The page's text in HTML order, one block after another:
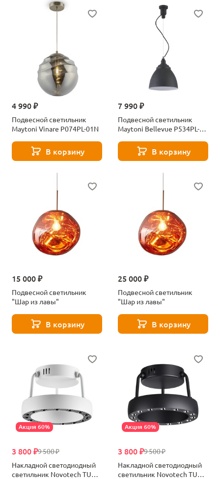
4 990 ₽
Подвесной светильник
Maytoni Vinare P074PL-01N
В корзину
7 990 ₽
Подвесной светильник
Maytoni Bellevue P534PL-
В корзину
15 000 ₽
Подвесной светильник
"Шар из лавы"
В корзину
25 000 ₽
Подвесной светильник
"Шар из лавы"
В корзину
Акция 60%
9 500 ₽
3 800 ₽
Накладной светодиодный
светильник Novotech TURN
Акция 60%
9 500 ₽
3 800 ₽
Накладной светодиодный
светильник Novotech TURN